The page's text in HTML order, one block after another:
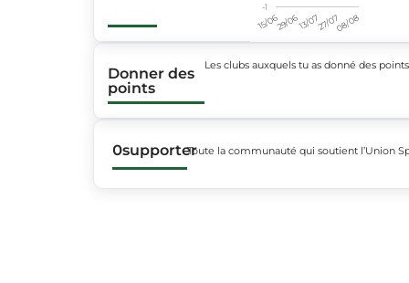
15/0629/0613/0727/0708/08
-1
Donner des
points
Les clubs auxquels tu as donné des points
0supporterToute la communauté qui soutient l’Union